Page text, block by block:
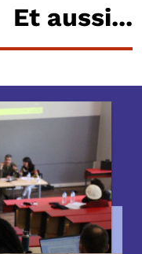
Et aussi...